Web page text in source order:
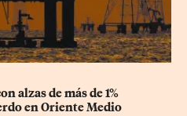
alzas de más de 1%
en Oriente Medio